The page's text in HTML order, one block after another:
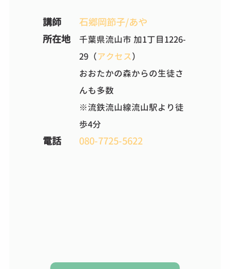
講師
石郷岡節子/あや
所在地
千葉県流山市 加1丁目1226-
29（アクセス）
おおたかの森からの生徒さ
んも多数
※流鉄流山線流山駅より徒
歩4分
電話 080-7725-5622